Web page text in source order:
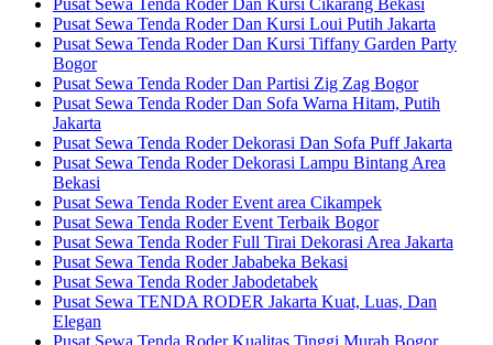
Pusat Sewa Tenda Roder Dan Kursi Loui Putih Jakarta
Pusat Sewa Tenda Roder Dan Kursi Tiffany Garden Party
Bogor
Pusat Sewa Tenda Roder Dan Partisi Zig Zag Bogor
Pusat Sewa Tenda Roder Dan Sofa Warna Hitam, Putih
Jakarta
Pusat Sewa Tenda Roder Dekorasi Dan Sofa Puff Jakarta
Pusat Sewa Tenda Roder Dekorasi Lampu Bintang Area
Bekasi
Pusat Sewa Tenda Roder Event area Cikampek
Pusat Sewa Tenda Roder Event Terbaik Bogor
Pusat Sewa Tenda Roder Full Tirai Dekorasi Area Jakarta
Pusat Sewa Tenda Roder Jababeka Bekasi
Pusat Sewa Tenda Roder Jabodetabek
Pusat Sewa TENDA RODER Jakarta Kuat, Luas, Dan
Elegan
Pusat Sewa Tenda Roder Kualitas Tinggi Murah Bogor